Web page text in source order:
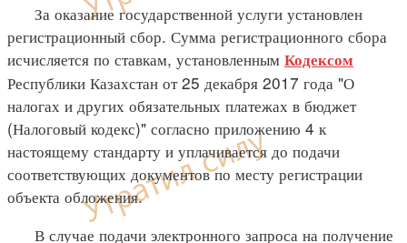
За оказание государственной услуги установлен
регистрационный сбор. Сумма регистрационного сбора
исчисляется по ставкам, установленным Кодексом
Республики Казахстан от 25 декабря 2017 года "О
налогах и других обязательных платежах в бюджет
(Налоговый кодекс)" согласно приложению 4 к
настоящему стандарту и уплачивается до подачи
соответствующих документов по месту регистрации
объекта обложения.
В случае подачи электронного запроса на получение